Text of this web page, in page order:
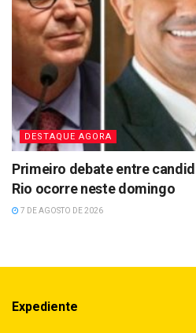
DESTAQUE AGORA
Primeiro debate entre
Rio ocorre neste domingo
7 DE AGOSTO DE 2026
Expediente